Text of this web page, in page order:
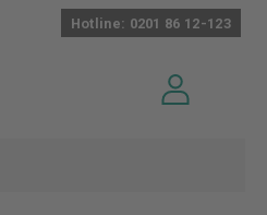
Hotline: 0201 86 12-123